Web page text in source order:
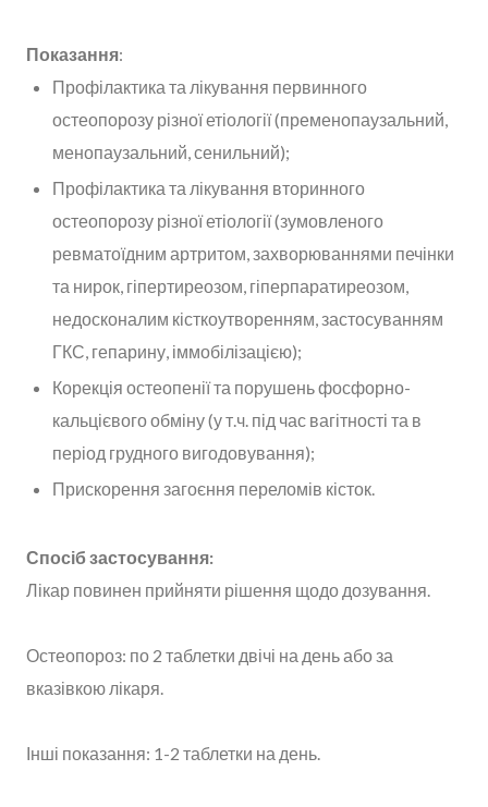
Показання:
Профілактика та лікування первинного
остеопорозу різної етіології (пременопаузальний,
менопаузальний, сенильний);
Профілактика та лікування вторинного
остеопорозу різної етіології (зумовленого
ревматоїдним артритом, захворюваннями печінки
та нирок, гіпертиреозом, гіперпаратиреозом,
недосконалим кісткоутворенням, застосуванням
ГКС, гепарину, іммобілізацією);
Корекція остеопенії та порушень фосфорно-
кальцієвого обміну (у т.ч. під час вагітності та в
період грудного вигодовування);
Прискорення загоєння переломів кісток.
Спосіб застосування:
Лікар повинен прийняти рішення щодо дозування.
Остеопороз: по 2 таблетки двічі на день або за
вказівкою лікаря.
Інші показання: 1-2 таблетки на день.